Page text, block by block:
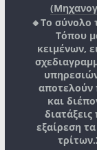
🔸Το σύνολο
Τόπου
κειμένων,
αποτελούν
και
εξαίρεση
τρίτων.